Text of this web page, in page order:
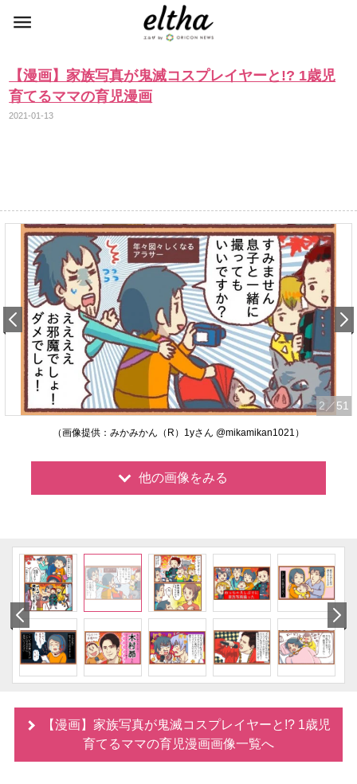
【漫画】家族写真が鬼滅コスプレイヤーと!? 1歳児
育てるママの育児漫画
2021-01-13
2 ／51
（画像提供：みかみかん（R）1yさん @mikamikan1021）
他の画像をみる
【漫画】家族写真が鬼滅コスプレイヤーと!? 1歳児
育てるママの育児漫画画像一覧へ